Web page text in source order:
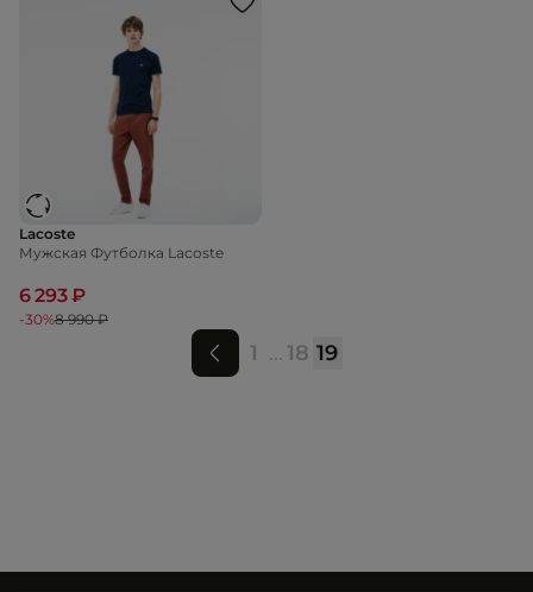
Lacoste
Мужская Футболка Lacoste
6 293 ₽
-30%8 990 ₽
1 ...18 19